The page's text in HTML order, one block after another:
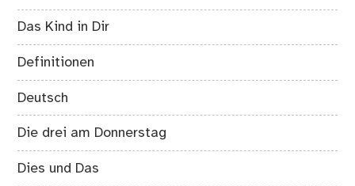
Das Kind in Dir
Definitionen
Deutsch
Die drei am Donnerstag
Dies und Das